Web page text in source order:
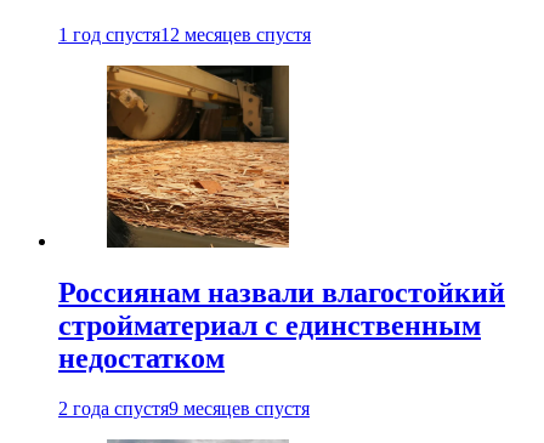
1 год спустя12 месяцев спустя
Россиянам назвали влагостойкий
стройматериал с единственным
недостатком
2 года спустя9 месяцев спустя